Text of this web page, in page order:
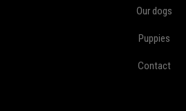
Our dogs
Puppies
Contact